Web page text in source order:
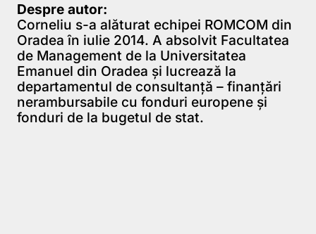
Despre autor:
Corneliu s-a alăturat echipei ROMCOM din
Oradea în iulie 2014. A absolvit Facultatea
de Management de la Universitatea
Emanuel din Oradea şi lucrează la
departamentul de consultanţă – finanţări
nerambursabile cu fonduri europene și
fonduri de la bugetul de stat.